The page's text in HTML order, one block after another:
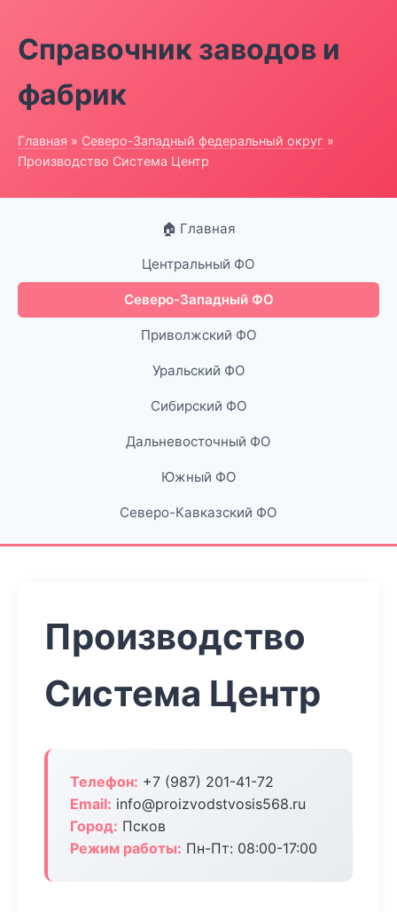
Справочник заводов и
фабрик
Главная » Северо-Западный федеральный округ »
Производство Система Центр
🏠 Главная
Центральный ФО
Северо-Западный ФО
Приволжский ФО
Уральский ФО
Сибирский ФО
Дальневосточный ФО
Южный ФО
Северо-Кавказский ФО
Производство
Система Центр
Телефон: +7 (987) 201-41-72
Email: info@proizvodstvosis568.ru
Город: Псков
Режим работы: Пн-Пт: 08:00-17:00